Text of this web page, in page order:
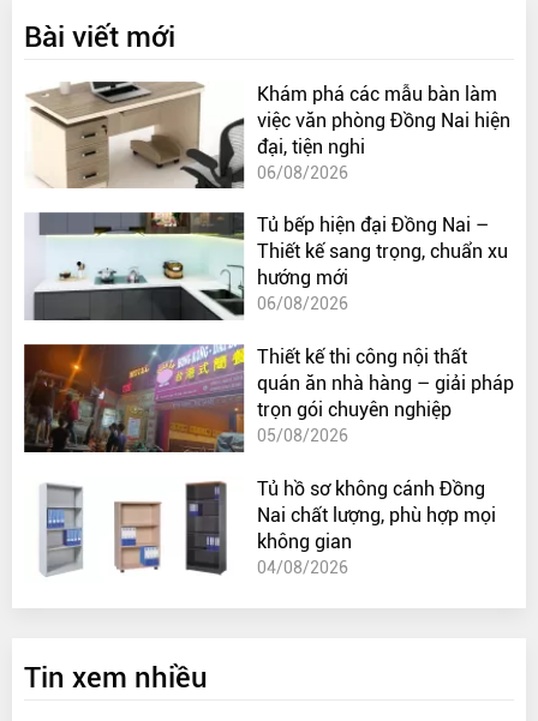
Bài viết mới
Khám phá các mẫu bàn làm
việc văn phòng Đồng Nai hiện
đại, tiện nghi
06/08/2026
Tủ bếp hiện đại Đồng Nai –
Thiết kế sang trọng, chuẩn xu
hướng mới
06/08/2026
Thiết kế thi công nội thất
quán ăn nhà hàng – giải pháp
trọn gói chuyên nghiệp
05/08/2026
Tủ hồ sơ không cánh Đồng
Nai chất lượng, phù hợp mọi
không gian
04/08/2026
Tin xem nhiều